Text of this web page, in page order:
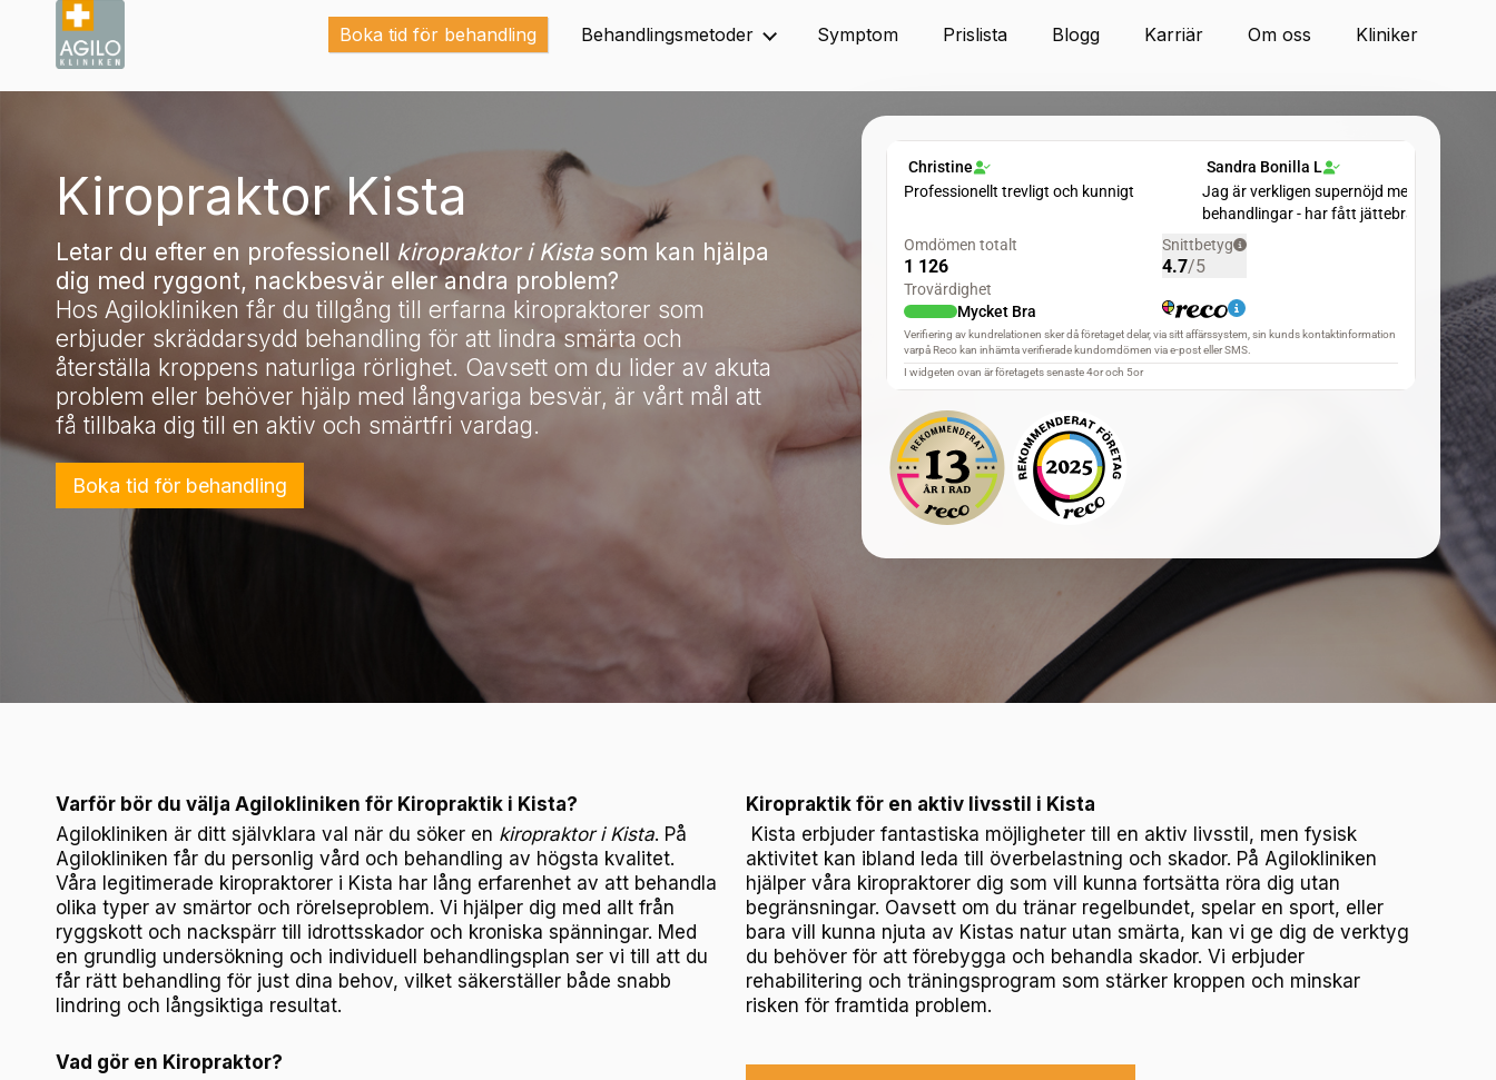
Boka tid för behandling Behandlingsmetoder Symptom Prislista Blogg Karriär Om oss Kliniker
Kiropraktor Kista
Letar du efter en professionell kiropraktor i Kista som kan hjälpa
dig med ryggont, nackbesvär eller andra problem?
Hos Agilokliniken får du tillgång till erfarna kiropraktorer som
erbjuder skräddarsydd behandling för att lindra smärta och
återställa kroppens naturliga rörlighet. Oavsett om du lider av akuta
problem eller behöver hjälp med långvariga besvär, är vårt mål att
få tillbaka dig till en aktiv och smärtfri vardag.
Boka tid för behandling
Varför bör du välja Agilokliniken för Kiropraktik i Kista?
Agilokliniken är ditt självklara val när du söker en kiropraktor i Kista. På
Agilokliniken får du personlig vård och behandling av högsta kvalitet.
Våra legitimerade kiropraktorer i Kista har lång erfarenhet av att behandla
olika typer av smärtor och rörelseproblem. Vi hjälper dig med allt från
ryggskott och nackspärr till idrottsskador och kroniska spänningar. Med
en grundlig undersökning och individuell behandlingsplan ser vi till att du
får rätt behandling för just dina behov, vilket säkerställer både snabb
lindring och långsiktiga resultat.
Vad gör en Kiropraktor?
Kiropraktik för en aktiv livsstil i Kista
Kista erbjuder fantastiska möjligheter till en aktiv livsstil, men fysisk
aktivitet kan ibland leda till överbelastning och skador. På Agilokliniken
hjälper våra kiropraktorer dig som vill kunna fortsätta röra dig utan
begränsningar. Oavsett om du tränar regelbundet, spelar en sport, eller
bara vill kunna njuta av Kistas natur utan smärta, kan vi ge dig de verktyg
du behöver för att förebygga och behandla skador. Vi erbjuder
rehabilitering och träningsprogram som stärker kroppen och minskar
risken för framtida problem.